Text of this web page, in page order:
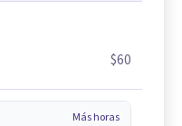
$60
Más horas